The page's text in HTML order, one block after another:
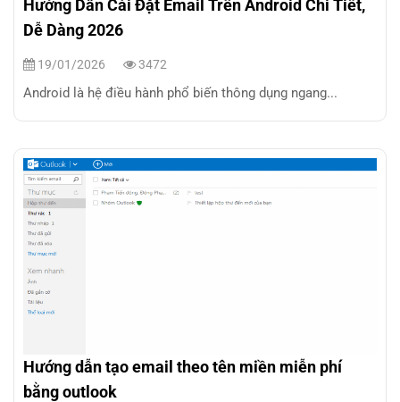
Hướng Dẫn Cài Đặt Email Trên Android Chi Tiết,
Dễ Dàng 2026
19/01/2026 3472
Android là hệ điều hành phổ biến thông dụng ngang...
Hướng dẫn tạo email theo tên miền miễn phí
bằng outlook